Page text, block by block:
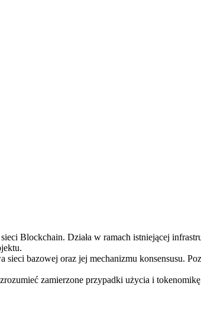
Blockchain. Działa w ramach istniejącej
sieci bazowej oraz jej mechanizmu konsensusu.
zamierzone przypadki użycia i